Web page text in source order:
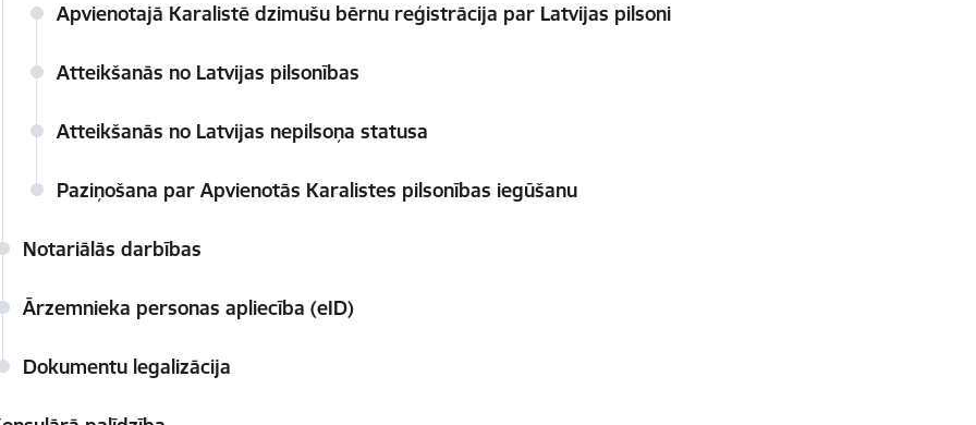
Apvienotajā Karalistē dzimušu bērnu reģistrācija par Latvijas pilsoni
Atteikšanās no Latvijas pilsonības
Atteikšanās no Latvijas nepilsoņa statusa
Paziņošana par Apvienotās Karalistes pilsonības iegūšanu
Notariālās darbības
Ārzemnieka personas apliecība (eID)
Dokumentu legalizācija